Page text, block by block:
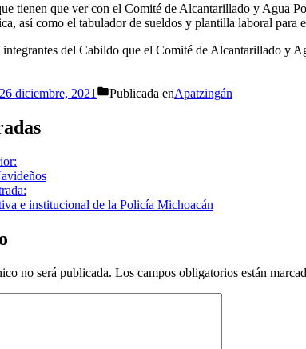
tienen que ver con el Comité de Alcantarillado y Agua
así como el tabulador de sueldos y plantilla laboral para
del Cabildo que el Comité de Alcantarillado y
26 diciembre, 2021 Publicada enApatzingán
e institucional de la Policía Michoacán
no será publicada. Los campos obligatorios están